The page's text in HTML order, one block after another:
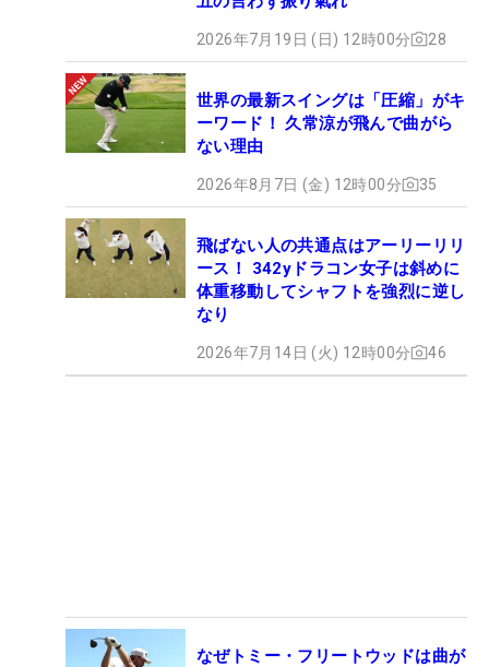
2026年7月19日 (日) 12時00分 28
世界の最新スイングは「圧縮」がキ
ーワード！ 久常涼が飛んで曲がら
ない理由
2026年8月7日 (金) 12時00分 35
飛ばない人の共通点はアーリーリリ
ース！ 342yドラコン女子は斜めに
体重移動してシャフトを強烈に逆し
なり
2026年7月14日 (火) 12時00分 46
なぜトミー・フリートウッドは曲が